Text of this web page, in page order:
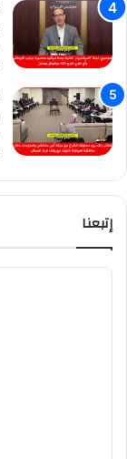
إتبعنا